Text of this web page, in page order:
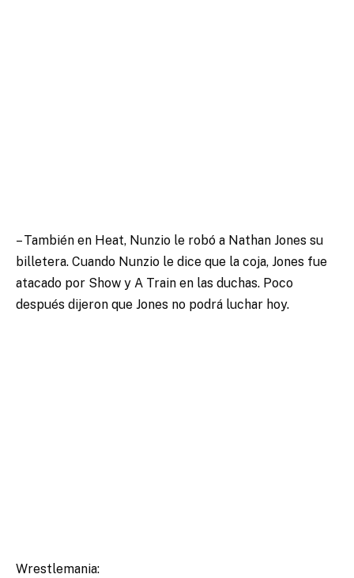
– También en Heat, Nunzio le robó a Nathan Jones su
billetera. Cuando Nunzio le dice que la coja, Jones fue
atacado por Show y A Train en las duchas. Poco
después dijeron que Jones no podrá luchar hoy.
Wrestlemania: